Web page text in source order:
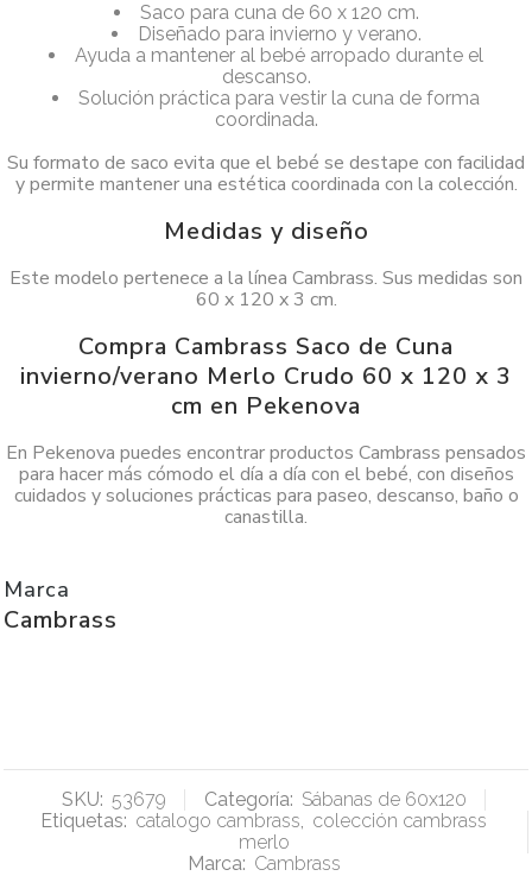
Saco para cuna de 60 x 120 cm.
Diseñado para invierno y verano.
Ayuda a mantener al bebé arropado durante el
descanso.
Solución práctica para vestir la cuna de forma
coordinada.
Su formato de saco evita que el bebé se destape con facilidad
y permite mantener una estética coordinada con la colección.
Medidas y diseño
Este modelo pertenece a la línea Cambrass. Sus medidas son
60 x 120 x 3 cm.
Compra Cambrass Saco de Cuna
invierno/verano Merlo Crudo 60 x 120 x 3
cm en Pekenova
En Pekenova puedes encontrar productos Cambrass pensados
para hacer más cómodo el día a día con el bebé, con diseños
cuidados y soluciones prácticas para paseo, descanso, baño o
canastilla.
Marca
Cambrass
SKU: 53679 Categoría: Sábanas de 60x120
Etiquetas: catalogo cambrass, colección cambrass
merlo
Marca: Cambrass